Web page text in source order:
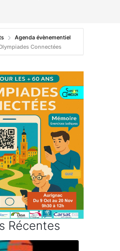
Agenda évènementiel
Connectées
Récentes